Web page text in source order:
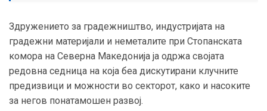
Здружението за градежништво, индустријата на
градежни материјали и неметалите при Стопанската
комора на Северна Македонија ја одржа својата
редовна седница на која беа дискутирани клучните
предизвици и можности во секторот, како и насоките
за негов понатамошен развој.